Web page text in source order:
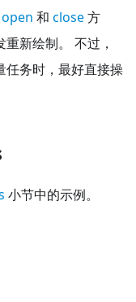
open 和 close方
新绘制。 不过，
任务时，最好直接操
小节中的示例。